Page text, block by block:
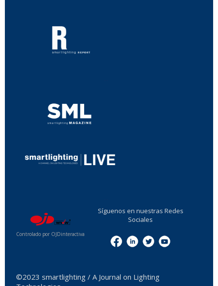
Controlado por OJDinteractiva
Síguenos en nuestras Redes
Sociales
©2023 smartlighting / A Journal on Lighting